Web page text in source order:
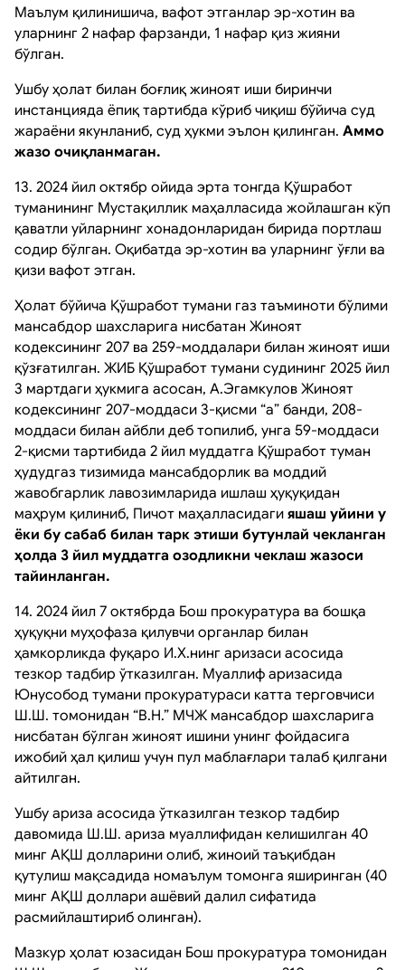
Маълум қилинишича, вафот этганлар эр-хотин ва
уларнинг 2 нафар фарзанди, 1 нафар қиз жияни
бўлган.
Ушбу ҳолат билан боғлиқ жиноят иши биринчи
инстанцияда ёпиқ тартибда кўриб чиқиш бўйича суд
жараёни якунланиб, суд ҳукми эълон қилинган. Аммо
жазо очиқланмаган.
13. 2024 йил октябр ойида эрта тонгда Қўшработ
туманининг Мустақиллик маҳалласида жойлашган кўп
қаватли уйларнинг хонадонларидан бирида портлаш
содир бўлган. Оқибатда эр-хотин ва уларнинг ўғли ва
қизи вафот этган.
Ҳолат бўйича Қўшработ тумани газ таъминоти бўлими
мансабдор шахсларига нисбатан Жиноят
кодексининг 207 ва 259-моддалари билан жиноят иши
қўзғатилган. ЖИБ Қўшработ тумани судининг 2025 йил
3 мартдаги ҳукмига асосан, А.Эгамкулов Жиноят
кодексининг 207-моддаси 3-қисми “а” банди, 208-
моддаси билан айбли деб топилиб, унга 59-моддаси
2-қисми тартибида 2 йил муддатга Қўшработ туман
ҳудудгаз тизимида мансабдорлик ва моддий
жавобгарлик лавозимларида ишлаш ҳуқуқидан
маҳрум қилиниб, Пичот маҳалласидаги яшаш уйини у
ёки бу сабаб билан тарк этиши бутунлай чекланган
ҳолда 3 йил муддатга озодликни чеклаш жазоси
тайинланган.
14. 2024 йил 7 октябрда Бош прокуратура ва бошқа
ҳуқуқни муҳофаза қилувчи органлар билан
ҳамкорликда фуқаро И.Х.нинг аризаси асосида
тезкор тадбир ўтказилган. Муаллиф аризасида
Юнусобод тумани прокуратураси катта терговчиси
Ш.Ш. томонидан “B.H.” МЧЖ мансабдор шахсларига
нисбатан бўлган жиноят ишини унинг фойдасига
ижобий ҳал қилиш учун пул маблағлари талаб қилгани
айтилган.
Ушбу ариза асосида ўтказилган тезкор тадбир
давомида Ш.Ш. ариза муаллифидан келишилган 40
минг АҚШ долларини олиб, жиноий таъқибдан
қутулиш мақсадида номаълум томонга яширинган (40
минг АҚШ доллари ашёвий далил сифатида
расмийлаштириб олинган).
Мазкур ҳолат юзасидан Бош прокуратура томонидан